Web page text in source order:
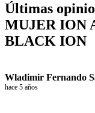
Últimas
MUJER ION
BLACK ION
Wladimir Fernando
hace 5 años